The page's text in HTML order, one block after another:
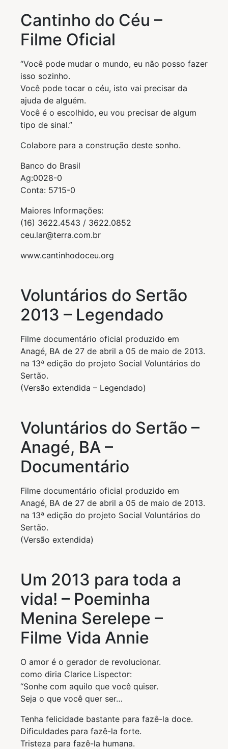
Cantinho do Céu –
Filme Oficial
“Você pode mudar o mundo, eu não posso fazer
isso sozinho.
Você pode tocar o céu, isto vai precisar da
ajuda de alguém.
Você é o escolhido, eu vou precisar de algum
tipo de sinal.”
Colabore para a construção deste sonho.
Banco do Brasil
Ag:0028-0
Conta: 5715-0
Maiores Informações:
(16) 3622.4543 / 3622.0852
ceu.lar@terra.com.br
www.cantinhodoceu.org
Voluntários do Sertão
2013 – Legendado
Filme documentário oficial produzido em
Anagé, BA de 27 de abril a 05 de maio de 2013.
na 13ª edição do projeto Social Voluntários do
Sertão.
(Versão extendida – Legendado)
Voluntários do Sertão –
Anagé, BA –
Documentário
Filme documentário oficial produzido em
Anagé, BA de 27 de abril a 05 de maio de 2013.
na 13ª edição do projeto Social Voluntários do
Sertão.
(Versão extendida)
Um 2013 para toda a
vida! – Poeminha
Menina Serelepe –
Filme Vida Annie
O amor é o gerador de revolucionar.
como diria Clarice Lispector:
“Sonhe com aquilo que você quiser.
Seja o que você quer ser…
Tenha felicidade bastante para fazê-la doce.
Dificuldades para fazê-la forte.
Tristeza para fazê-la humana.